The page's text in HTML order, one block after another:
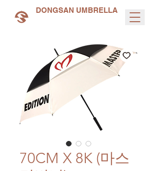
DONGSAN UMBRELLA
70CM X 8K (마스